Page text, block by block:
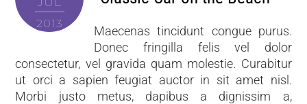
2013
Maecenas tincidunt congue purus.
Donec fringilla felis vel dolor
consectetur, vel gravida quam molestie. Curabitur
ut orci a sapien feugiat auctor in sit amet nisl.
Morbi justo metus, dapibus a dignissim a,